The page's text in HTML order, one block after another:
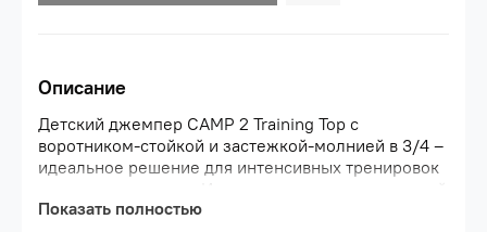
Описание
Детский джемпер CAMP 2 Training Top с
воротником-стойкой и застежкой-молнией в 3/4 –
идеальное решение для интенсивных тренировок
и мягкой на ощупь ткани. Техника плетения
Показать полностью